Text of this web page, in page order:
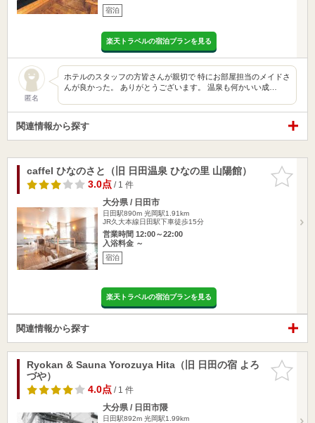
宿泊
楽天トラベルの宿泊プランを見る
匿名
ホテルのスタッフの方皆さんが親切で 特にお部屋担当のメイドさ
んが良かった。 ありがとうございます。 温泉も何かいい成…
関連情報から探す
お気に入
りに追加
caffel ひなのさと（旧 日田温泉 ひなの里 山陽館）
3.0点/ 1 件
大分県 / 日田市
日田駅890m 光岡駅1.91km
JR久大本線日田駅下車徒歩15分
営業時間 12:00～22:00
入浴料金 ～
宿泊
楽天トラベルの宿泊プランを見る
関連情報から探す
お気に入
りに追加
Ryokan & Sauna Yorozuya Hita（旧 日田の宿 よろ
づや）
4.0点/ 1 件
大分県 / 日田市隈
日田駅892m 光岡駅1.99km